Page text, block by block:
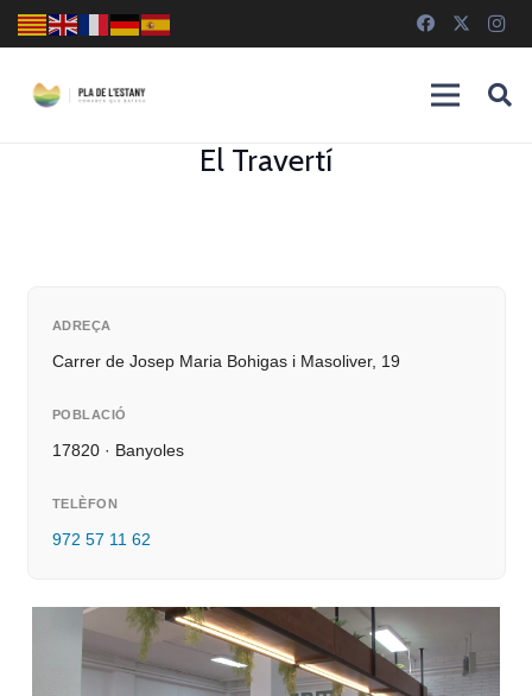
El Travertí
ADREÇA
Carrer de Josep Maria Bohigas i Masoliver, 19
POBLACIÓ
17820 · Banyoles
TELÈFON
972 57 11 62